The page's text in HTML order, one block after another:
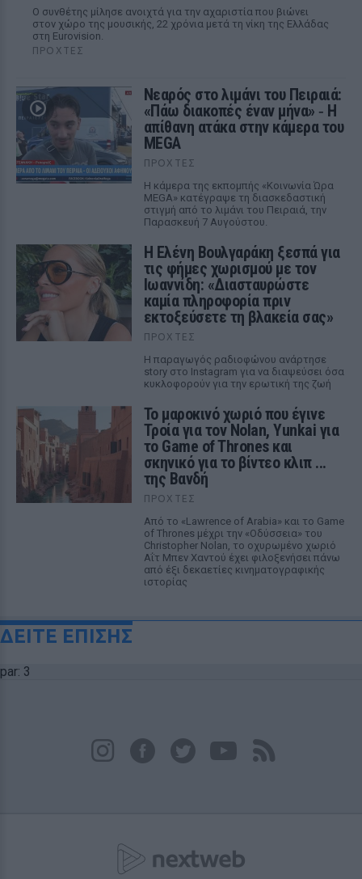
Ο συνθέτης μίλησε ανοιχτά για την αχαριστία που βιώνει
στον χώρο της μουσικής, 22 χρόνια μετά τη νίκη της Ελλάδας
στη Eurovision.
ΠΡΟΧΤΈΣ
Νεαρός στο λιμάνι του Πειραιά:
«Πάω διακοπές έναν μήνα» ‑ Η
απίθανη ατάκα στην κάμερα του
MEGA
ΠΡΟΧΤΈΣ
Η κάμερα της εκπομπής «Κοινωνία Ώρα
MEGA» κατέγραψε τη διασκεδαστική
στιγμή από το λιμάνι του Πειραιά, την
Παρασκευή 7 Αυγούστου.
Η Ελένη Βουλγαράκη ξεσπά για
τις φήμες χωρισμού με τον
Ιωαννίδη: «Διασταυρώστε
καμία πληροφορία πριν
εκτοξεύσετε τη βλακεία σας»
ΠΡΟΧΤΈΣ
Η παραγωγός ραδιοφώνου ανάρτησε
story στο Instagram για να διαψεύσει όσα
κυκλοφορούν για την ερωτική της ζωή
Το μαροκινό χωριό που έγινε
Τροία για τον Nolan, Yunkai για
το Game of Thrones και
σκηνικό για το βίντεο κλιπ ...
της Βανδή
ΠΡΟΧΤΈΣ
Από το «Lawrence of Arabia» και το Game
of Thrones μέχρι την «Οδύσσεια» του
Christopher Nolan, το οχυρωμένο χωριό
Αΐτ Μπεν Χαντού έχει φιλοξενήσει πάνω
από έξι δεκαετίες κινηματογραφικής
ιστορίας
ΔΕΙΤΕ ΕΠΙΣΗΣ
par: 3